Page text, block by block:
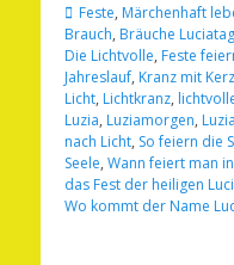
Kategorien
Feste, Märchenhaft
Brauch, Bräuche Luciatag
Die Lichtvolle, Feste
Jahreslauf, Kranz mit
Licht, Lichtkranz,
Luzia, Luziamorgen,
nach Licht, So feiern die
Seele, Wann feiert man
das Fest der heiligen
Wo kommt der Name